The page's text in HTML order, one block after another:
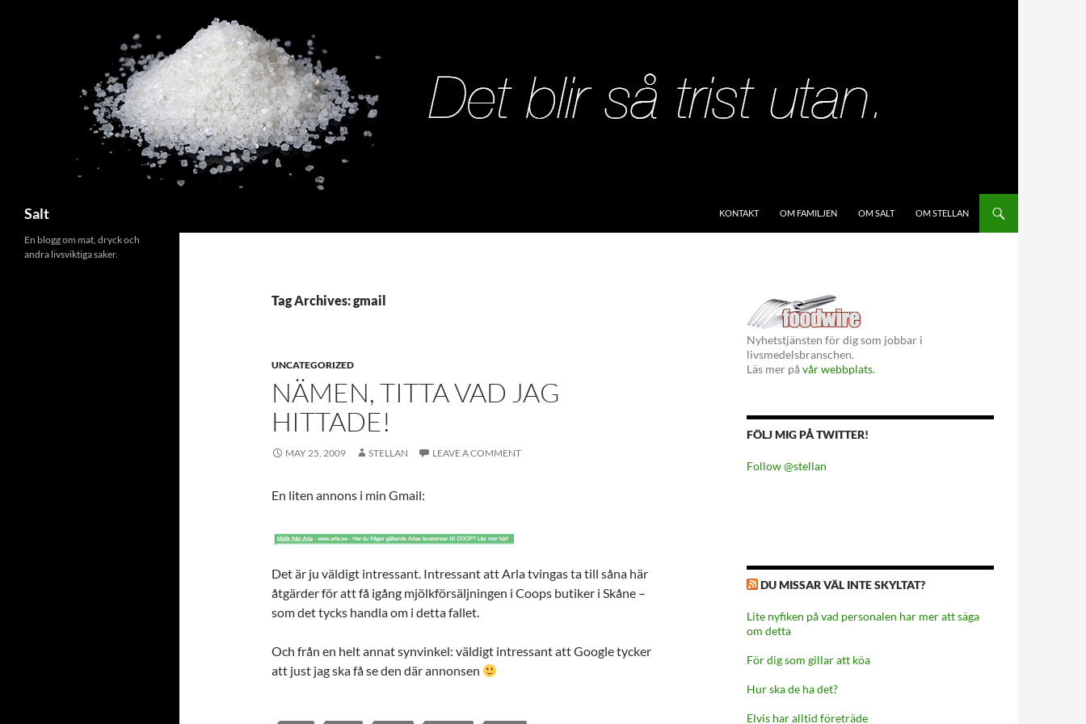
Salt
KONTAKT
OM FAMILJEN OM SALT OM STELLAN
Tag Archives: gmail
UNCATEGORIZED
NÄMEN, TITTA VAD JAG
HITTADE!
MAY 25, 2009 STELLAN LEAVE A COMMENT
En liten annons i min Gmail:
Det är ju väldigt intressant. Intressant att Arla tvingas ta till såna här
åtgärder för att få igång mjölkförsäljningen i Coops butiker i Skåne –
som det tycks handla om i detta fallet.
Och från en helt annat synvinkel: väldigt intressant att Google tycker
att just jag ska få se den där annonsen
Nyhetstjänsten för dig som jobbar i
livsmedelsbranschen.
Läs mer påvår webbplats.
FÖLJ MIG PÅ TWITTER!
Follow @stellan
DU MISSAR VÄL INTE SKYLTAT?
Lite nyfiken på vad personalen har mer att säga
om detta
För dig som gillar att köa
Hur ska de ha det?
Elvis har alltid företräde
En blogg om mat, dryck och
andra livsviktiga saker.